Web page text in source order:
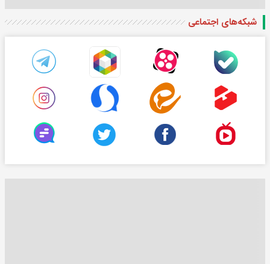
شبکه‌های اجتماعی